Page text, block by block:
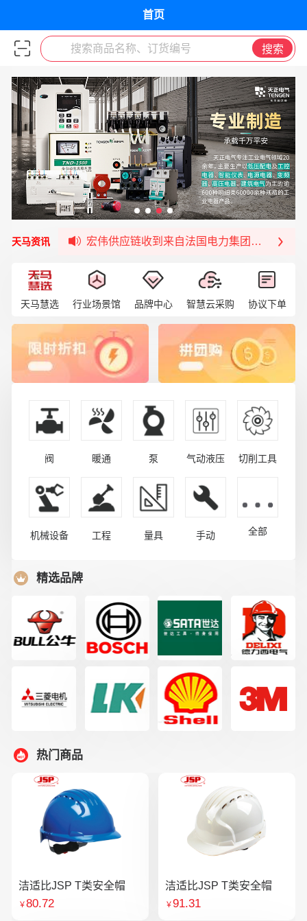
首页
搜索商品名称、订货编号 搜索
天马资讯
签约喜讯 | 宏伟与中铝集团成功签约！
福清核电—WD-40产品交流会圆满结束
宏伟天马与网易严选达成品牌合作
宏伟供应链收到来自法国电力集团感谢信
天马慧选 行业场景馆 品牌中心 智慧云采购 协议下单
阀 暖通 泵 气动液压 切削工具
机械设备 工程 量具 手动 全部
精选品牌
热门商品
洁适比JSP T类安全帽
￥80.72
洁适比JSP T类安全帽
￥91.31